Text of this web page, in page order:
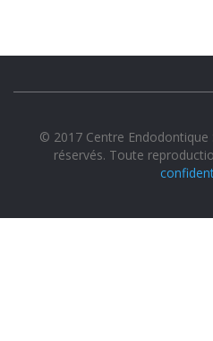
© 2017 Centre
réservés. Toute